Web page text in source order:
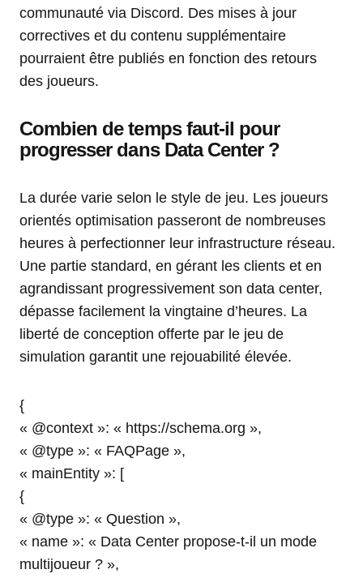
communauté via Discord. Des mises à jour
correctives et du contenu supplémentaire
pourraient être publiés en fonction des retours
des joueurs.
Combien de temps faut-il pour
progresser dans Data Center ?
La durée varie selon le style de jeu. Les joueurs
orientés optimisation passeront de nombreuses
heures à perfectionner leur infrastructure réseau.
Une partie standard, en gérant les clients et en
agrandissant progressivement son data center,
dépasse facilement la vingtaine d’heures. La
liberté de conception offerte par le jeu de
simulation garantit une rejouabilité élevée.
{
« @context »: « https://schema.org »,
« @type »: « FAQPage »,
« mainEntity »: [
{
« @type »: « Question »,
« name »: « Data Center propose-t-il un mode
multijoueur ? »,